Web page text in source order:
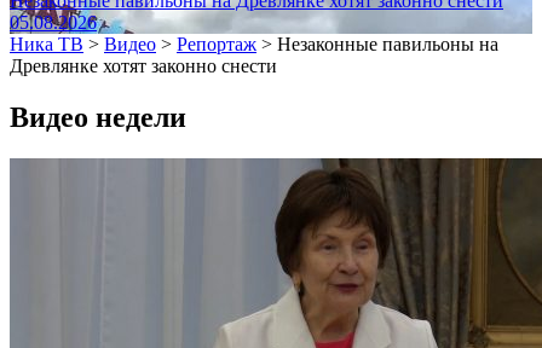
05.08.2026
Ника ТВ > Видео > Репортаж > Незаконные павильоны на
Древлянке хотят законно снести
Видео недели